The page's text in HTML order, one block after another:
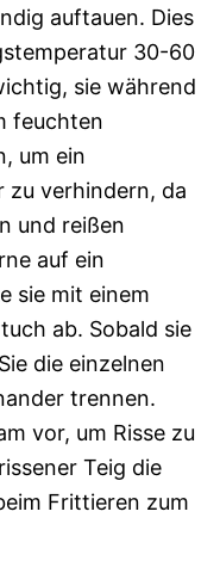
auftauen. Dies
30-60
sie während
feuchten
um ein
zu verhindern, da
und reißen
auf ein
sie mit einem
ab. Sobald sie
die einzelnen
trennen.
vor, um Risse zu
Teig die
Frittieren zum